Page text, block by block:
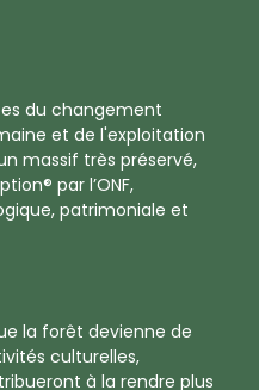
du changement
et de l'exploitation
massif très préservé,
par l’ONF,
patrimoniale et
la forêt devienne de
culturelles,
à la rendre plus